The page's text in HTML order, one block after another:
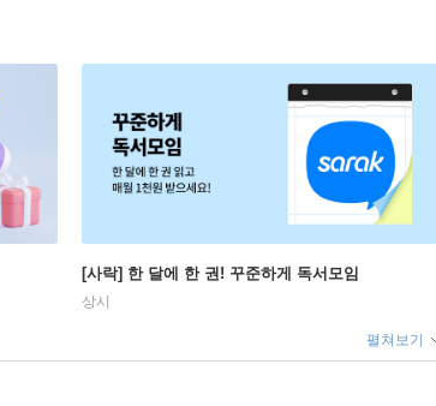
[사락] 한 달에 한 권! 꾸준하게 독서모임
상시
펼쳐보기